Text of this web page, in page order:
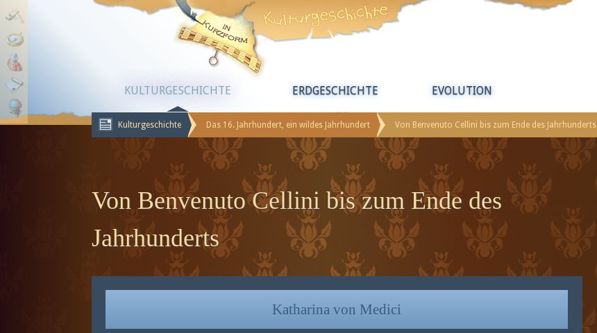
KULTURGESCHICHTE ERDGESCHICHTE EVOLUTION
Kulturgeschichte Das 16. Jahrhundert, ein wildes Jahrhundert Von Benvenuto Cellini bis zum Ende des Jahrhunderts
Von Benvenuto Cellini bis zum Ende des
Jahrhunderts
Katharina von Medici